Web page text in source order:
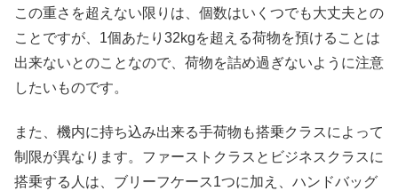
この重さを超えない限りは、個数はいくつでも大丈夫との
ことですが、1個あたり32kgを超える荷物を預けることは
出来ないとのことなので、荷物を詰め過ぎないように注意
したいものです。
また、機内に持ち込み出来る手荷物も搭乗クラスによって
制限が異なります。ファーストクラスとビジネスクラスに
搭乗する人は、ブリーフケース1つに加え、ハンドバッグ